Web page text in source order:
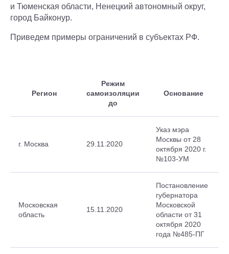
и Тюменская области, Ненецкий автономный округ,
город Байконур.
Приведем примеры ограничений в субъектах РФ.
Регион
Режим
самоизоляции
до
Основание
г. Москва 29.11.2020
Указ мэра
Москвы от 28
октября 2020 г.
№103-УМ
Московская
область
15.11.2020
Постановление
губернатора
Московской
области от 31
октября 2020
года №485-ПГ